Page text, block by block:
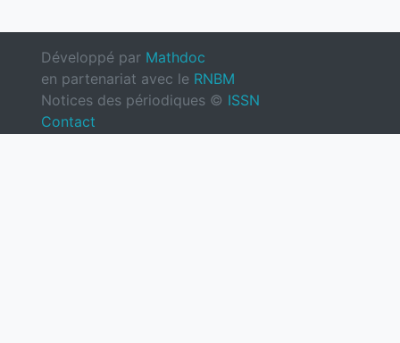
Développé par Mathdoc
en partenariat avec le RNBM
Notices des périodiques © ISSN
Contact